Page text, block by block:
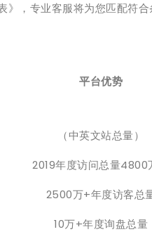
》，专业客服将为您匹配符
平台优势
（中英文站总量）
2019年度访问总量4800
2500万+年度访客总
10万+年度询盘总量